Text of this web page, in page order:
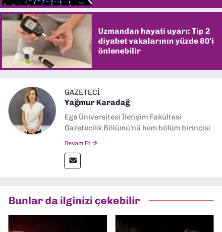
Uzmandan hayati uyarı: Tip 2
diyabet vakalarının yüzde 80'i
önlenebilir
GAZETECI
Yağmur Karadağ
Ege Üniversitesi İletişim Fakültesi
Gazetecilik Bölümü’nü hem bölüm birincisi
hem de fakülte birincisi olarak bitirdim.
İletişim” üzerine yüksek lisans eğitimimi
tamamladım. Halen aynı anabilim dalında
Müdürü” olarak görev almaktayım. Hak
odaklı haberciliğe dair çalışmalar
Devam Et
Bunlar da ilginizi çekebilir